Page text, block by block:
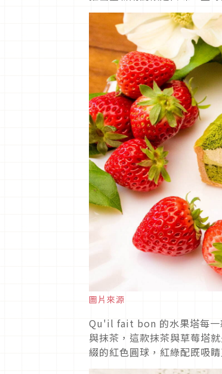
圖片來源
Qu'il fait bon 的水果塔每一
與抹茶，這款抹茶與草莓塔
綴的紅色圓球，紅綠配既吸